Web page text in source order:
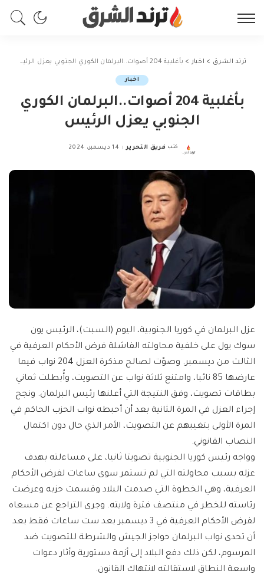
ترند الشرق > اخبار > بأغلبية 204 أصوات..البرلمان الكوري الجنوبي يعزل الرئيس
اخبار
بأغلبية 204 أصوات..البرلمان الكوري
الجنوبي يعزل الرئيس
Posted
كتب فريق التحرير 14 ديسمبر، 2024
عزل البرلمان في كوريا الجنوبية، اليوم (السبت)، الرئيس يون
سوك يول على خلفية محاولته الفاشلة فرض الأحكام العرفية في
الثالث من ديسمبر. وصوّت لصالح مذكرة العزل 204 نواب فيما
عارضها 85 نائبا، وامتنع ثلاثة نواب عن التصويت، وأُبطلت ثماني
بطاقات تصويت، وفق النتيجة التي أعلنها رئيس البرلمان. ونجح
إجراء العزل في المرة الثانية بعد أن أحبطه نواب الحزب الحاكم في
المرة الأولى بتغيبهم عن التصويت، الأمر الذي حال دون اكتمال
النصاب القانوني.
وواجه رئيس كوريا الجنوبية تصويتا ثانيا، على مساءلته بهدف
عزله بسبب محاولته التي لم تستمر سوى ساعات لفرض الأحكام
العرفية، وهي الخطوة التي صدمت البلاد وقسمت حزبه وعرضت
رئاسته للخطر في منتصف فترة ولايته. وجرى التراجع عن مسعاه
لفرض الأحكام العرفية في 3 ديسمبر بعد ست ساعات فقط بعد
أن تحدى نواب البرلمان حواجز الجيش والشرطة للتصويت ضد
المرسوم، لكن ذلك دفع البلاد إلى أزمة دستورية وأثار دعوات
واسعة النطاق لاستقالته لانتهاك القانون.